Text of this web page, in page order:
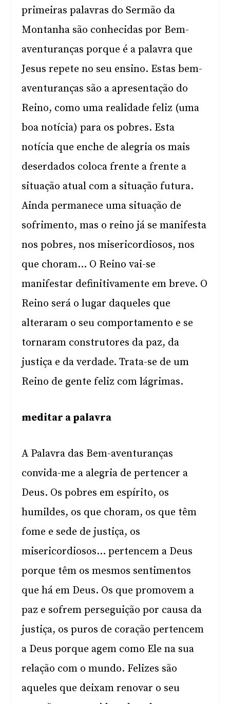
primeiras palavras do Sermão da
Montanha são conhecidas por Bem-
aventuranças porque é a palavra que
Jesus repete no seu ensino. Estas bem-
aventuranças são a apresentação do
Reino, como uma realidade feliz (uma
boa notícia) para os pobres. Esta
notícia que enche de alegria os mais
deserdados coloca frente a frente a
situação atual com a situação futura.
Ainda permanece uma situação de
sofrimento, mas o reino já se manifesta
nos pobres, nos misericordiosos, nos
que choram… O Reino vai-se
manifestar definitivamente em breve. O
Reino será o lugar daqueles que
alteraram o seu comportamento e se
tornaram construtores da paz, da
justiça e da verdade. Trata-se de um
Reino de gente feliz com lágrimas.
meditar a palavra
A Palavra das Bem-aventuranças
convida-me a alegria de pertencer a
Deus. Os pobres em espírito, os
humildes, os que choram, os que têm
fome e sede de justiça, os
misericordiosos… pertencem a Deus
porque têm os mesmos sentimentos
que há em Deus. Os que promovem a
paz e sofrem perseguição por causa da
justiça, os puros de coração pertencem
a Deus porque agem como Ele na sua
relação com o mundo. Felizes são
aqueles que deixam renovar o seu